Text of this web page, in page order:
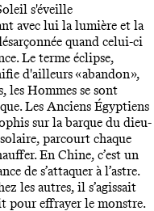
s'éveille
avec lui la lumière et la
quand celui-ci
Le terme éclipse,
d'ailleurs « abandon »,
les Hommes se sont
Les Anciens Égyptiens
sur la barque du dieu-
parcourt chaque
En Chine, c’est un
de s’attaquer à l’astre.
les autres, il s’agissait
pour effrayer le monstre.